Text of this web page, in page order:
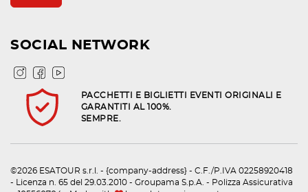
SOCIAL NETWORK
PACCHETTI E BIGLIETTI EVENTI ORIGINALI E
GARANTITI AL 100%.
SEMPRE.
©2026 ESATOUR s.r.l. - {company-address} - C.F./P.IVA 02258920418
- Licenza n. 65 del 29.03.2010 - Groupama S.p.A. - Polizza Assicurativa